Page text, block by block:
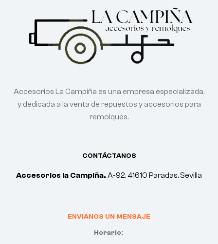
CONTÁCTANOS
Accesorios la Campiña. A-92, 41610 Paradas, Sevilla
ENVIANOS UN MENSAJE
Horario:
Accesorios La Campiña es una empresa especializada,
y dedicada a la venta de repuestos y accesorios para
remolques.